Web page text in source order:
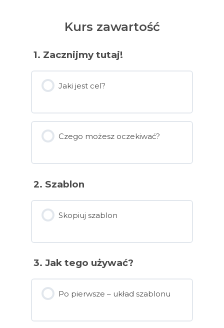
Kurs zawartość
1. Zacznijmy tutaj!
Jaki jest cel?
Czego możesz oczekiwać?
2. Szablon
Skopiuj szablon
3. Jak tego używać?
Po pierwsze – układ szablonu